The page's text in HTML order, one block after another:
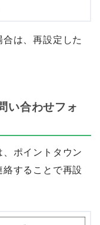
は、再設定した
い合わせフォ
ポイントタウン
絡することで再設